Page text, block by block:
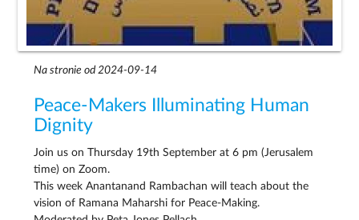
Na stronie od 2024-09-14
Peace-Makers Illuminating Human
Dignity
Join us on Thursday 19th September at 6 pm (Jerusalem
time) on Zoom.
This week Anantanand Rambachan will teach about the
vision of Ramana Maharshi for Peace-Making.